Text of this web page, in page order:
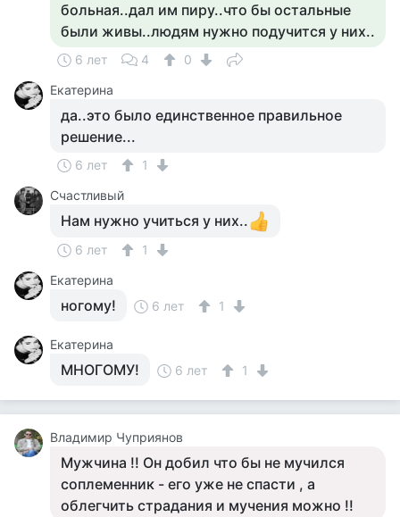
больная..дал им пиру..что бы остальные
были живы..людям нужно подучится у них..
6 лет 4
0
Екатерина
да..это было единственное правильное
решение...
6 лет
1
Счастливый
Нам нужно учиться у них..
6 лет
1
Екатерина
ногому! 6 лет 1
Екатерина
МНОГОМУ! 6 лет 1
Владимир Чуприянов
Мужчина !! Он добил что бы не мучился
соплеменник - его уже не спасти , а
облегчить страдания и мучения можно !!